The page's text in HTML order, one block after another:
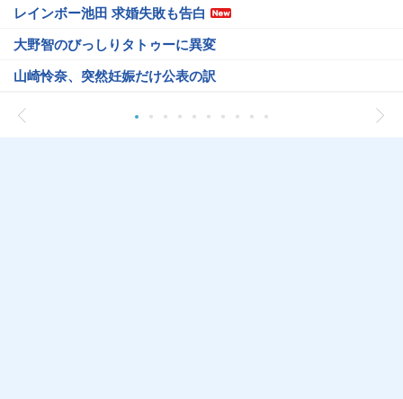
レインボー池田 求婚失敗も告白
大野智のびっしりタトゥーに異変
山崎怜奈、突然妊娠だけ公表の訳